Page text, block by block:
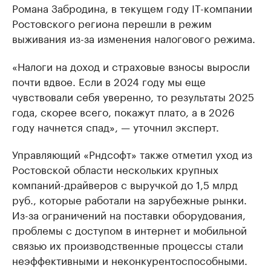
Романа Забродина, в текущем году IT-компании
Ростовского региона перешли в режим
выживания из-за изменения налогового режима.
«Налоги на доход и страховые взносы выросли
почти вдвое. Если в 2024 году мы еще
чувствовали себя уверенно, то результаты 2025
года, скорее всего, покажут плато, а в 2026
году начнется спад», — уточнил эксперт.
Управляющий «Рндсофт» также отметил уход из
Ростовской области нескольких крупных
компаний-драйверов с выручкой до 1,5 млрд
руб., которые работали на зарубежные рынки.
Из-за ограничений на поставки оборудования,
проблемы с доступом в интернет и мобильной
связью их производственные процессы стали
неэффективными и неконкурентоспособными.